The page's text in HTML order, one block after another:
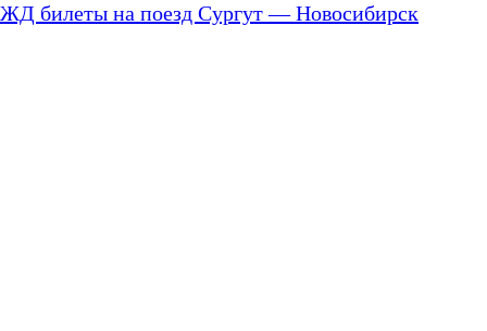
ЖД билеты на поезд Сургут — Новосибирск